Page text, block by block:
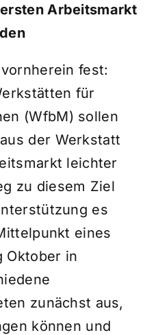
Arbeitsmarkt
fest:
für
(WfbM) sollen
der Werkstatt
leichter
zu diesem Ziel
es
eines
Oktober in
zunächst aus,
können und